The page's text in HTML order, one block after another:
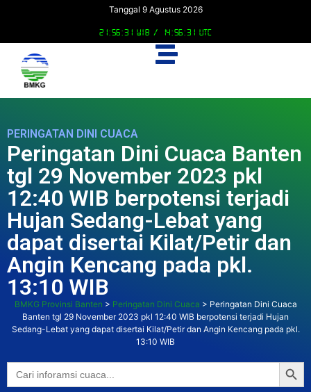
Tanggal 9 Agustus 2026
21:56:31 WIB / 14:56:31 UTC
PERINGATAN DINI CUACA
Peringatan Dini Cuaca Banten
tgl 29 November 2023 pkl
12:40 WIB berpotensi terjadi
Hujan Sedang-Lebat yang
dapat disertai Kilat/Petir dan
Angin Kencang pada pkl.
13:10 WIB
BMKG Provinsi Banten > Peringatan Dini Cuaca > Peringatan Dini Cuaca
Banten tgl 29 November 2023 pkl 12:40 WIB berpotensi terjadi Hujan
Sedang-Lebat yang dapat disertai Kilat/Petir dan Angin Kencang pada pkl.
13:10 WIB
Search
for: